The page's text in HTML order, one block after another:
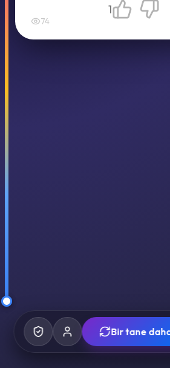
74
1
Bir tane